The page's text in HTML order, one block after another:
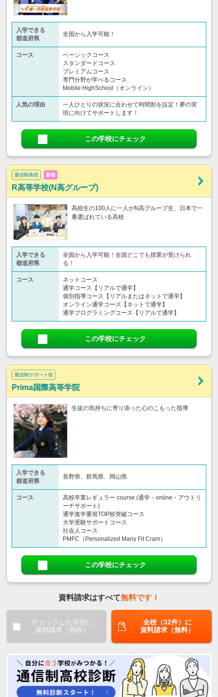
入学できる
都道府県
全国から入学可能！
コース
ベーシックコース
スタンダードコース
プレミアムコース
専門分野が学べるコース
Mobile HighSchool（オンライン）
人気の理由
一人ひとりの状況に合わせて時間割を設定！夢の実
現に向けてサポートします！
この学校にチェック
通信制高校 新着
R高等学校(N高グループ)
高校生の100人に一人がN高グループ生、日本で一
番選ばれている高校
入学できる
都道府県
全国から入学可能！全国どこでも授業が受けられ
る！
コース
ネットコース
通学コース【リアルで通学】
個別指導コース【リアルまたはネットで通学】
オンライン通学コース【ネットで通学】
通学プログラミングコース【リアルで通学】
この学校にチェック
通信制サポート校
Prima国際高等学院
生徒の気持ちに寄り添った心のこもった指導
入学できる
都道府県
長野県、群馬県、岡山県
コース
高校卒業レギュラー course (通学・online・アウトリ
ーチサポート)
通学進学重視TOP校突破コース
大学受験サポートコース
社会人コース
PMFC（Personalized Many Fit Cram）
この学校にチェック
資料請求はすべて無料です！
チェックした学校に
資料請求（無料）
全校（32件）に
資料請求（無料）